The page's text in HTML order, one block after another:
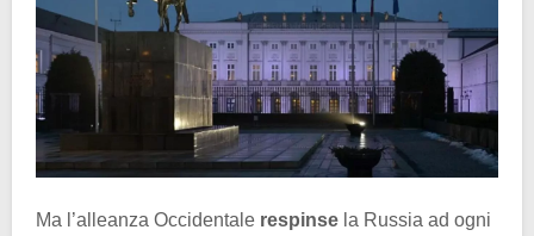
Ma l’alleanza Occidentale respinse la Russia ad ogni